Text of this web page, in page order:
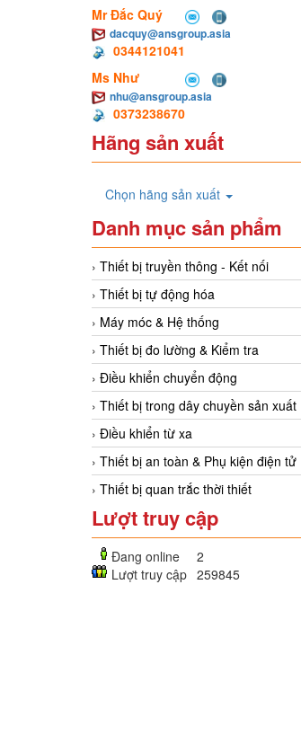
Mr Đắc Quý
dacquy@ansgroup.asia
0344121041
Ms Như
nhu@ansgroup.asia
0373238670
Hãng sản xuất
Chọn hãng sản xuất
Danh mục sản phẩm
Thiết bị truyền thông - Kết nối
Thiết bị tự động hóa
Máy móc & Hệ thống
Thiết bị đo lường & Kiểm tra
Điều khiển chuyển động
Thiết bị trong dây chuyền sản xuất
Điều khiển từ xa
Thiết bị an toàn & Phụ kiện điện tử
Thiết bị quan trắc thời thiết
Lượt truy cập
Đang online
2
Lượt truy cập 259845